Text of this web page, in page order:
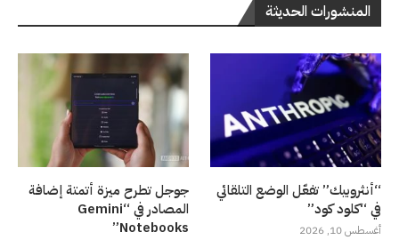
المنشورات الحديثة
“أنثروبيك” تفعّل الوضع التلقائي
في “كلود كود”
أغسطس 10, 2026
جوجل تطرح ميزة أتمتة إضافة
المصادر في “Gemini
Notebooks”